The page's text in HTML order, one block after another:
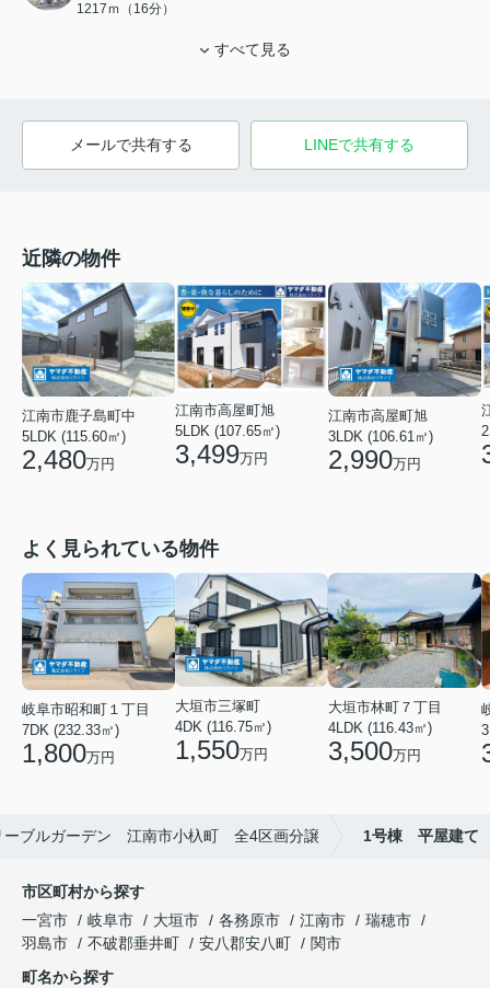
1217ｍ（16分）
すべて見る
メールで共有する LINEで共有する
近隣の物件
江南市鹿子島町中
5LDK (115.60㎡)
2,480万円
江南市高屋町旭
5LDK (107.65㎡)
3,499万円
江南市高屋町旭
3LDK (106.61㎡)
2,990万円
よく見られている物件
岐阜市昭和町１丁目
7DK (232.33㎡)
1,800万円
大垣市三塚町
4DK (116.75㎡)
1,550万円
大垣市林町７丁目
4LDK (116.43㎡)
3,500万円
ーブルガーデン 江南市小杁町 全4区画分譲 1号棟 平屋建て
市区町村から探す
一宮市
岐阜市 大垣市 各務原市 江南市
瑞穂市
羽島市
不破郡垂井町 安八郡安八町
関市
町名から探す